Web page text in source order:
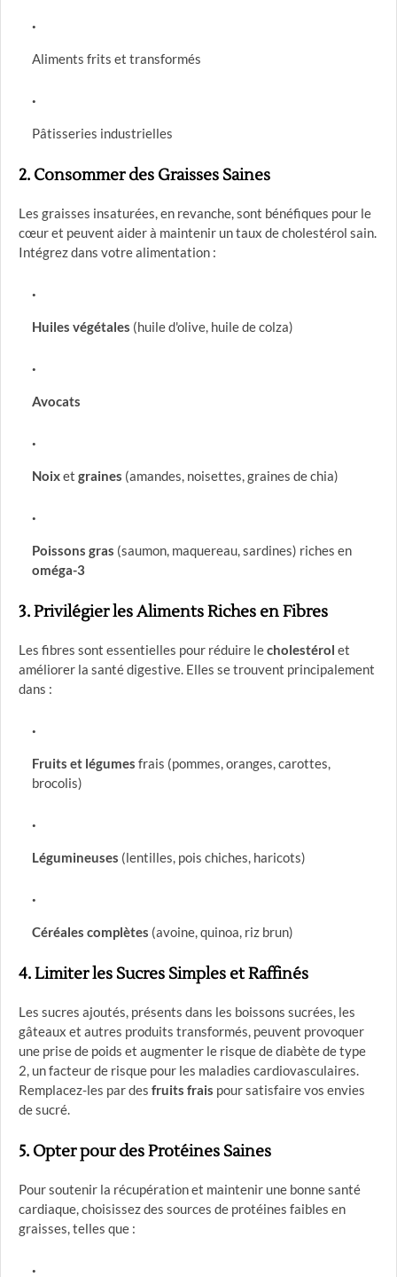
Aliments frits et transformés
Pâtisseries industrielles
2. Consommer des Graisses Saines
Les graisses insaturées, en revanche, sont bénéfiques pour le
cœur et peuvent aider à maintenir un taux de cholestérol sain.
Intégrez dans votre alimentation :
Huiles végétales (huile d'olive, huile de colza)
Avocats
Noixet graines (amandes, noisettes, graines de chia)
Poissons gras (saumon, maquereau, sardines) riches en
oméga-3
3.Privilégier les Aliments Riches en Fibres
Les fibres sont essentielles pour réduire lecholestérol et
améliorer la santé digestive. Elles se trouvent principalement
dans :
Fruits et légumes frais (pommes, oranges, carottes,
brocolis)
Légumineuses (lentilles, pois chiches, haricots)
Céréales complètes (avoine, quinoa, riz brun)
4.Limiter les Sucres Simples et Raffinés
Les sucres ajoutés, présents dans les boissons sucrées, les
gâteaux et autres produits transformés, peuvent provoquer
une prise de poids et augmenter le risque de diabète de type
2, un facteur de risque pour les maladies cardiovasculaires.
Remplacez-les par des fruits frais pour satisfaire vos envies
de sucré.
5. Opter pour des Protéines Saines
Pour soutenir la récupération et maintenir une bonne santé
cardiaque, choisissez des sources de protéines faibles en
graisses, telles que :